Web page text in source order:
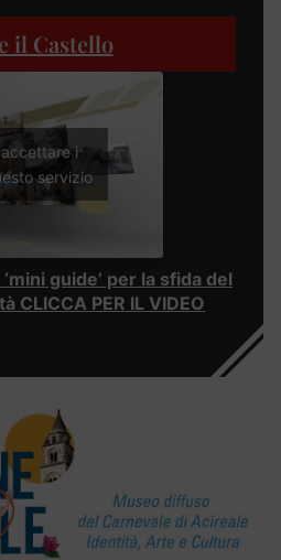
il Castello
i
servizio
guide’ per la sfida del
CLICCA PER IL VIDEO